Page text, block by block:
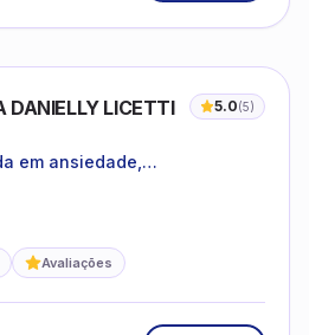
DANIELLY LICETTI 5.0(5)
em ansiedade,
Avaliações